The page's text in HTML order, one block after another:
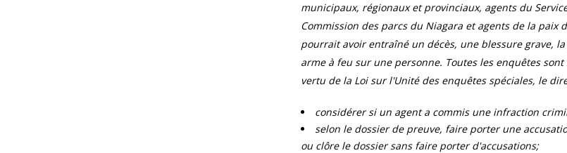
municipaux, régionaux et provinciaux, agents du
Commission des parcs du Niagara et agents de la paix
pourrait avoir entraîné un décès, une blessure grave,
arme à feu sur une personne. Toutes les enquêtes
vertu de la Loi sur l'Unité des enquêtes spéciales, le
considérer si un agent a commis une infraction
selon le dossier de preuve, faire porter une
ou clôre le dossier sans faire porter d'accusations;